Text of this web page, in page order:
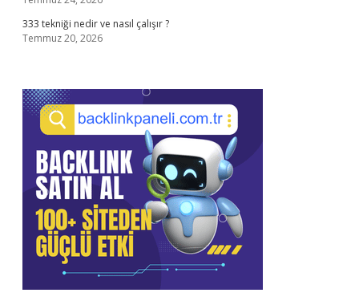
333 tekniği nedir ve nasıl çalışır ?
Temmuz 20, 2026